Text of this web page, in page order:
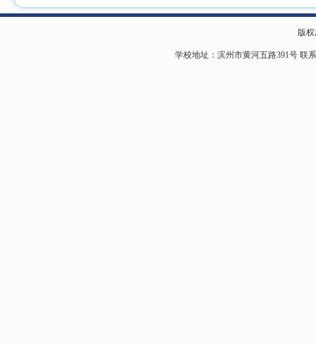
版
学校地址：滨州市黄河五路391号 联